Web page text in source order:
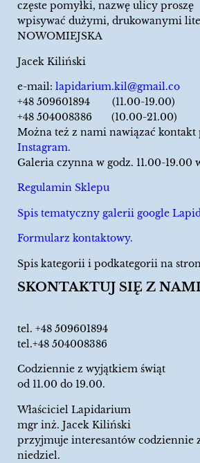
częste pomyłki, nazwę ulicy proszę
wpisywać dużymi, drukowanymi
NOWOMIEJSKA
Jacek Kiliński
e-mail: lapidarium.kil@gmail.co
+48 509601894 (11.00-19.00)
+48 504008386 (10.00-21.00)
Można też z nami nawiązać kontakt
Instagram.
Galeria czynna w godz. 11.00-19.00
Regulamin Sklepu
Spis tematyczny galerii google
Formularz kontaktowy.
Spis kategorii i podkategorii na
SKONTAKTUJ SIĘ Z NAMI
tel. +48 509601894
tel.+48 504008386
Codziennie z wyjątkiem świąt
od 11.00 do 19.00.
Właściciel Lapidarium
mgr inż. Jacek Kiliński
przyjmuje interesantów codziennie
niedziel.